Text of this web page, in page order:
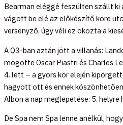
Bearman eléggé feszülten szállt ki
vágott be elé az előkészítő köre
versenyző, úgy véli ez okozta a
A Q3-ban aztán jött a villanás:
mögötte Oscar Piastri és Charles
4. lett – a gyors kör elején
hagyott ott és ennek
Albon a nap meglepetése: 5. helyre
De Spa nem Spa lenne anélkül,